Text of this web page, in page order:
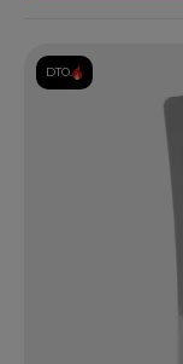
DTO.